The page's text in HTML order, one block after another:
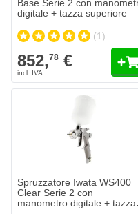
Base Serie 2 con
digitale + tazza superiore
(1)
852,78 €
Spruzzatore Iwata
Spruzzatore Iwata WS400
Clear Serie 2 con
manometro digitale + tazza